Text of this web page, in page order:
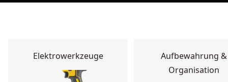
Elektrowerkzeuge
Aufbewahrung &
Organisation